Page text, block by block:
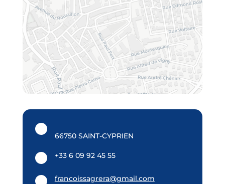
66750 SAINT-CYPRIEN
+33 6 09 92 45 55
francoissagrera@gmail.com